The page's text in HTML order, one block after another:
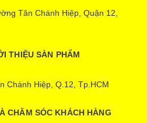
Tân Chánh Hiệp, Quận 12,
THIỆU SÀN PHẨM
Chánh Hiệp, Q.12, Tp.HCM
CHĂM SÓC KHÁCH HÀNG